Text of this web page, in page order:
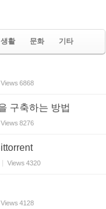
생활 문화 기타
Views 6868
구축하는 방법
Views 8276
Views 4320
Views 4128